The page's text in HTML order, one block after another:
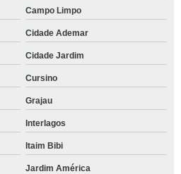
Campo Limpo
Cidade Ademar
Cidade Jardim
Cursino
Grajau
Interlagos
Itaim Bibi
Jardim América